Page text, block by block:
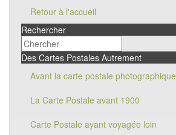
Retour à l'accueil
Rechercher
Des Cartes Postales Autrement
Avant la carte postale photographique
La Carte Postale avant 1900
Carte Postale ayant voyagée loin